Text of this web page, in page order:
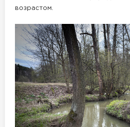
возрастом.